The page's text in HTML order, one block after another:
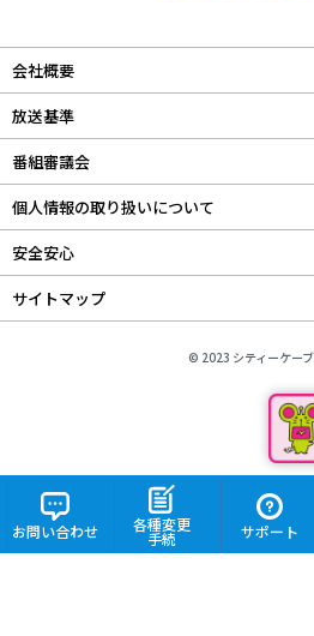
お問い合わせ 各種変更
手続 サポート
会社概要
放送基準
番組審議会
個人情報の取り扱いについて
安全安心
サイトマップ
© 2023 シティーケー